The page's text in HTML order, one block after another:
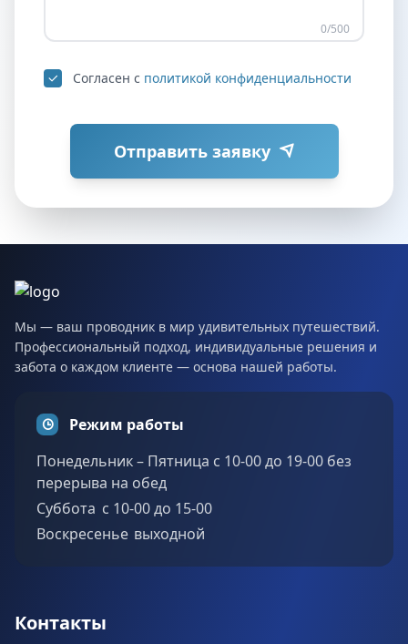
0/500
Согласен с политикой конфиденциальности
Отправить заявку
Мы — ваш проводник в мир удивительных путешествий.
Профессиональный подход, индивидуальные решения и
забота о каждом клиенте — основа нашей работы.
Режим работы
Понедельник – Пятница с 10-00 до 19-00 без
перерыва на обед
Суббота c 10-00 до 15-00
Воскресенье выходной
Контакты